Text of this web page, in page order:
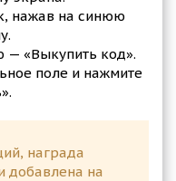
нажав на синюю
— «Выкупить код».
поле и нажмите
награда
добавлена на